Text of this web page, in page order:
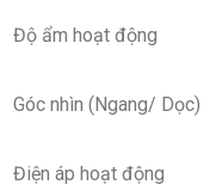
Độ ẩm hoạt động
Góc nhìn (Ngang/ Dọc)
Điện áp hoạt động